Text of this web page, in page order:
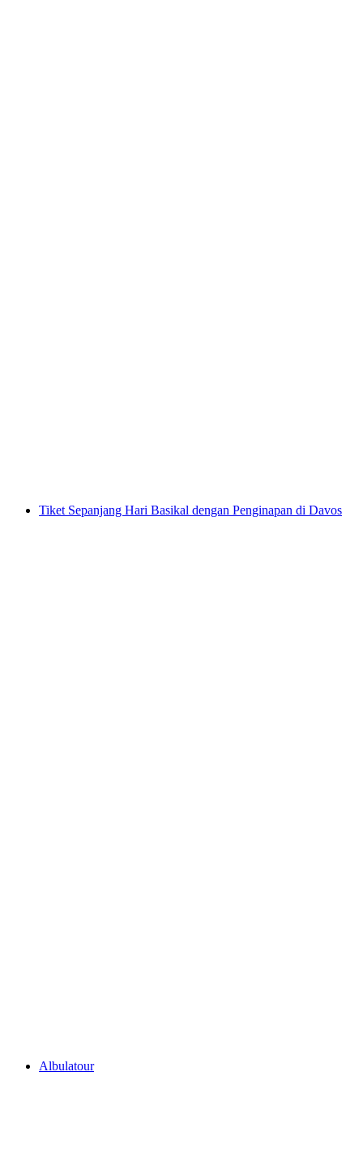
Tiket Sepanjang Hari Basikal dengan Penginapan di Davos
Albulatour